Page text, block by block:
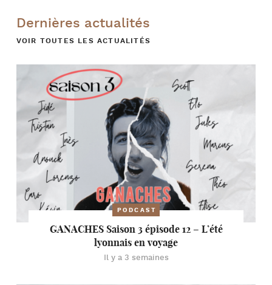
Dernières actualités
VOIR TOUTES LES ACTUALITÉS
PODCAST
GANACHES Saison 3 épisode 12 – L’été
lyonnais en voyage
Il y a 3 semaines